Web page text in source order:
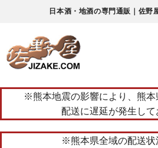
日本酒・地酒の専門通販｜佐
※熊本地震の影響により、熊本
配送に遅延が発生して
※熊本県全域の配送状